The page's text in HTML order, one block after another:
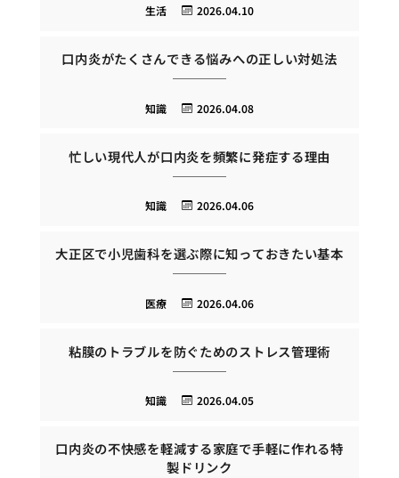
2026.04.10
生活
口内炎がたくさんできる悩みへの正しい対処法
2026.04.08
知識
忙しい現代人が口内炎を頻繁に発症する理由
2026.04.06
知識
大正区で小児歯科を選ぶ際に知っておきたい基本
2026.04.06
医療
粘膜のトラブルを防ぐためのストレス管理術
2026.04.05
知識
口内炎の不快感を軽減する家庭で手軽に作れる特
製ドリンク